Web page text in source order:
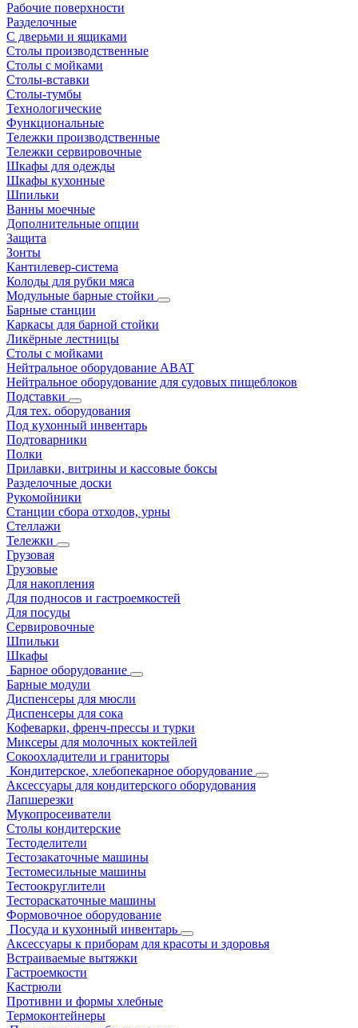
Рабочие поверхности
Разделочные
С дверьми и ящиками
Столы производственные
Столы с мойками
Столы-вставки
Столы-тумбы
Технологические
Функциональные
Тележки производственные
Тележки сервировочные
Шкафы для одежды
Шкафы кухонные
Шпильки
Ванны моечные
Дополнительные опции
Защита
Зонты
Кантилевер-система
Колоды для рубки мяса
Модульные барные стойки
Барные станции
Каркасы для барной стойки
Ликёрные лестницы
Столы с мойками
Нейтральное оборудование ABAT
Нейтральное оборудование для судовых пищеблоков
Подставки
Для тех. оборудования
Под кухонный инвентарь
Подтоварники
Полки
Прилавки, витрины и кассовые боксы
Разделочные доски
Рукомойники
Станции сбора отходов, урны
Стеллажи
Тележки
Грузовая
Грузовые
Для накопления
Для подносов и гастроемкостей
Для посуды
Сервировочные
Шпильки
Шкафы
Барное оборудование
Барные модули
Диспенсеры для мюсли
Диспенсеры для сока
Кофеварки, френч-прессы и турки
Миксеры для молочных коктейлей
Сокоохладители и граниторы
Кондитерское, хлебопекарное оборудование
Аксессуары для кондитерского оборудования
Лапшерезки
Мукопросеиватели
Столы кондитерские
Тестоделители
Тестозакаточные машины
Тестомесильные машины
Тестоокруглители
Тестораскаточные машины
Формовочное оборудование
Посуда и кухонный инвентарь
Аксессуары к приборам для красоты и здоровья
Встраиваемые вытяжки
Гастроемкости
Кастрюли
Противни и формы хлебные
Термоконтейнеры